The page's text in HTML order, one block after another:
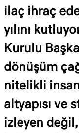
ilaç ihraç
yılını
Kurulu
dönüşüm
nitelikli insan
altyapısı ve
izleyen